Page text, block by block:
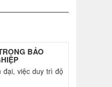
BẢO
đại, việc duy trì độ